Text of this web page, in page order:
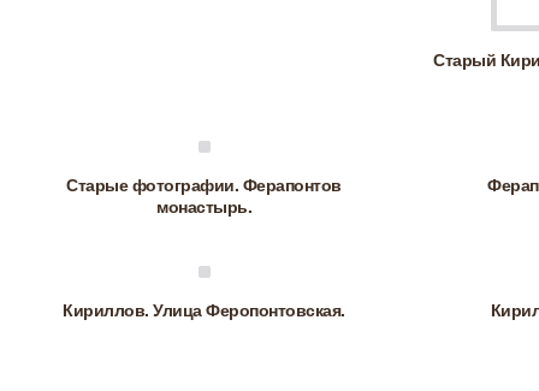
Старый
Старые фотографии. Ферапонтов
монастырь.
Кириллов. Улица Феропонтовская.